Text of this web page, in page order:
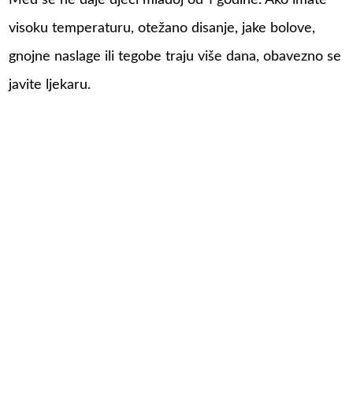
visoku temperaturu, otežano disanje, jake bolove,
gnojne naslage ili tegobe traju više dana, obavezno se
javite ljekaru.